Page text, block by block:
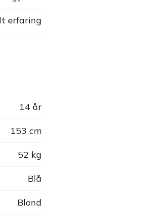
erfaring
14 år
153 cm
52 kg
Blå
Blond